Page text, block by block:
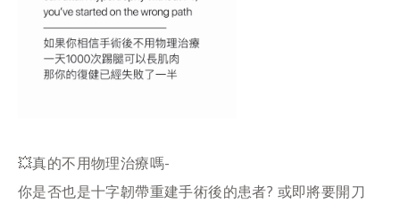
💥真的不用物理治療嗎-
你是否也是十字韌帶重建手術後的患者? 或即將要開刀